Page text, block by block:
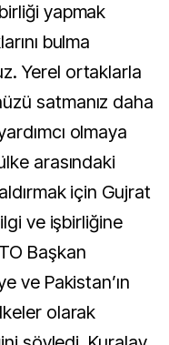
yapmak
bulma
Yerel ortaklarla
satmanız daha
olmaya
arasındaki
için Gujrat
ve işbirliğine
Başkan
ve Pakistan’ın
olarak